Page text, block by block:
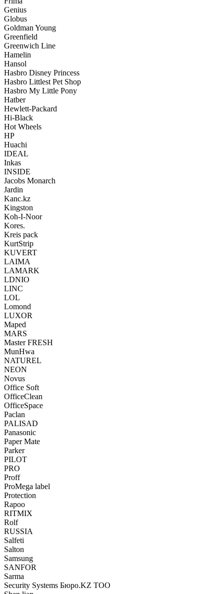
Genius
Globus
Goldman Young
Greenfield
Greenwich Line
Hamelin
Hansol
Hasbro Disney Princess
Hasbro Littlest Pet Shop
Hasbro My Little Pony
Hatber
Hewlett-Packard
Hi-Black
Hot Wheels
HP
Huachi
IDEAL
Inkas
INSIDE
Jacobs Monarch
Jardin
Kanc.kz
Kingston
Koh-I-Noor
Kores.
Kreis pack
KurtStrip
KUVERT
LAIMA
LAMARK
LDNIO
LINC
LOL
Lomond
LUXOR
Maped
MARS
Master FRESH
MunHwa
NATUREL
NEON
Novus
Office Soft
OfficeClean
OfficeSpace
Paclan
PALISAD
Panasonic
Paper Mate
Parker
PILOT
PRO
Proff
ProMega label
Protection
Rapoo
RITMIX
Rolf
RUSSIA
Salfeti
Salton
Samsung
SANFOR
Sarma
Security Systems Бюро.KZ ТОО